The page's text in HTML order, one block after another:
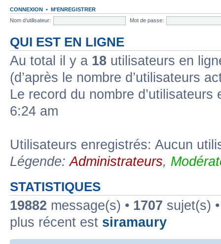
CONNEXION • M’ENREGISTRER
Nom d’utilisateur:
Mot de passe:
QUI EST EN LIGNE
Au total il y a 18 utilisateurs en
(d’après le nombre d’utilisateurs
Le record du nombre
6:24 am
Utilisateurs enregistrés: Aucun
Légende:Administrateurs,
STATISTIQUES
19882 message(s) • 1707 sujet(s)
plus récent est siramaury